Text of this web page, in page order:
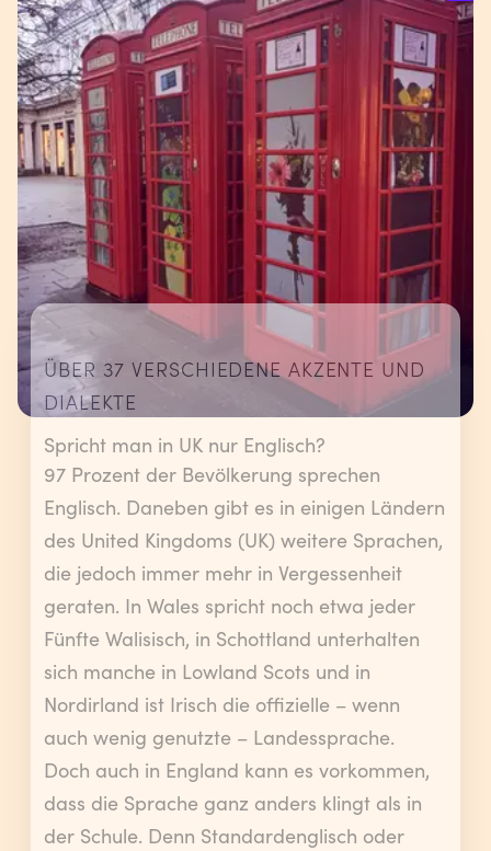
ÜBER 37 VERSCHIEDENE AKZENTE UND
DIALEKTE
Spricht man in UK nur Englisch?
97 Prozent der Bevölkerung sprechen
Englisch. Daneben gibt es in einigen Ländern
des United Kingdoms (UK) weitere Sprachen,
die jedoch immer mehr in Vergessenheit
geraten. In Wales spricht noch etwa jeder
Fünfte Walisisch, in Schottland unterhalten
sich manche in Lowland Scots und in
Nordirland ist Irisch die offizielle – wenn
auch wenig genutzte – Landessprache.
Doch auch in England kann es vorkommen,
dass die Sprache ganz anders klingt als in
der Schule. Denn Standardenglisch oder